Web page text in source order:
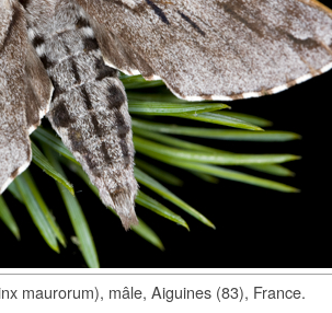
maurorum), mâle, Aiguines (83), France.